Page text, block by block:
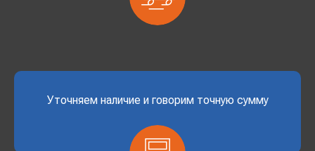
Уточняем наличие и говорим точную сумму